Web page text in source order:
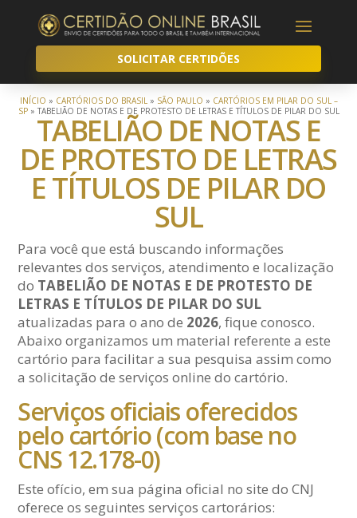
SOLICITAR CERTIDÕES
INÍCIO » CARTÓRIOS DO BRASIL» SÃO PAULO » CARTÓRIOS EM PILAR DO SUL –
SP» TABELIÃO DE NOTAS E DE PROTESTO DE LETRAS E TÍTULOS DE PILAR DO SUL
TABELIÃO DE NOTAS E
DE PROTESTO DE LETRAS
E TÍTULOS DE PILAR DO
SUL
Para você que está buscando informações
relevantes dos serviços, atendimento e localização
do TABELIÃO DE NOTAS E DE PROTESTO DE
LETRAS E TÍTULOS DE PILAR DO SUL
atualizadas para o ano de 2026, fique conosco.
Abaixo organizamos um material referente a este
cartório para facilitar a sua pesquisa assim como
a solicitação de serviços online do cartório.
Serviços oficiais oferecidos
pelo cartório (com base no
CNS 12.178-0)
Este ofício, em sua página oficial no site do CNJ
oferece os seguintes serviços cartorários: